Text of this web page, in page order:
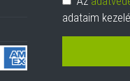
adataim